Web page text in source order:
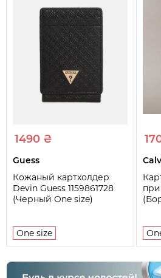
1490 ₴
Guess
Кожаный картхолдер
Devin Guess 1159861728
(Черный One size)
One size